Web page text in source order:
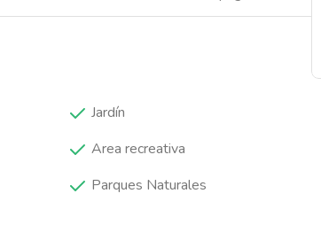
Jardín
Area recreativa
Parques Naturales